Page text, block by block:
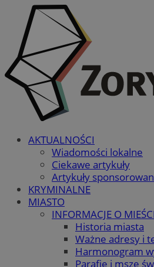
AKTUALNOŚCI
Wiadomości lokalne
Ciekawe artykuły
Artykuły
KRYMINALNE
MIASTO
INFORMACJE O
Historia miasta
Ważne adresy i
Harmonogram
Parafie i msze